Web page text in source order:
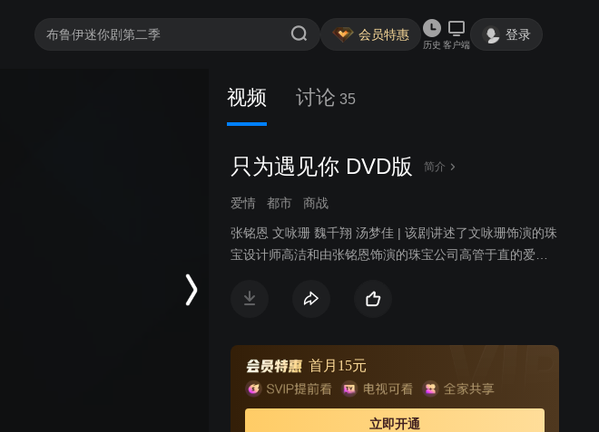
会员特惠
历史 客户端
登录
视频 讨论 35
只为遇见你 DVD版 简介
爱情 都市 商战
张铭恩 文咏珊 魏千翔 汤梦佳 | 该剧讲述了文咏珊饰演的珠
宝设计师高洁和由张铭恩饰演的珠宝公司高管于直的爱情
坚持信念，共同将传承传统国粹与时尚前沿创新相结合，
首月15元
立即开通